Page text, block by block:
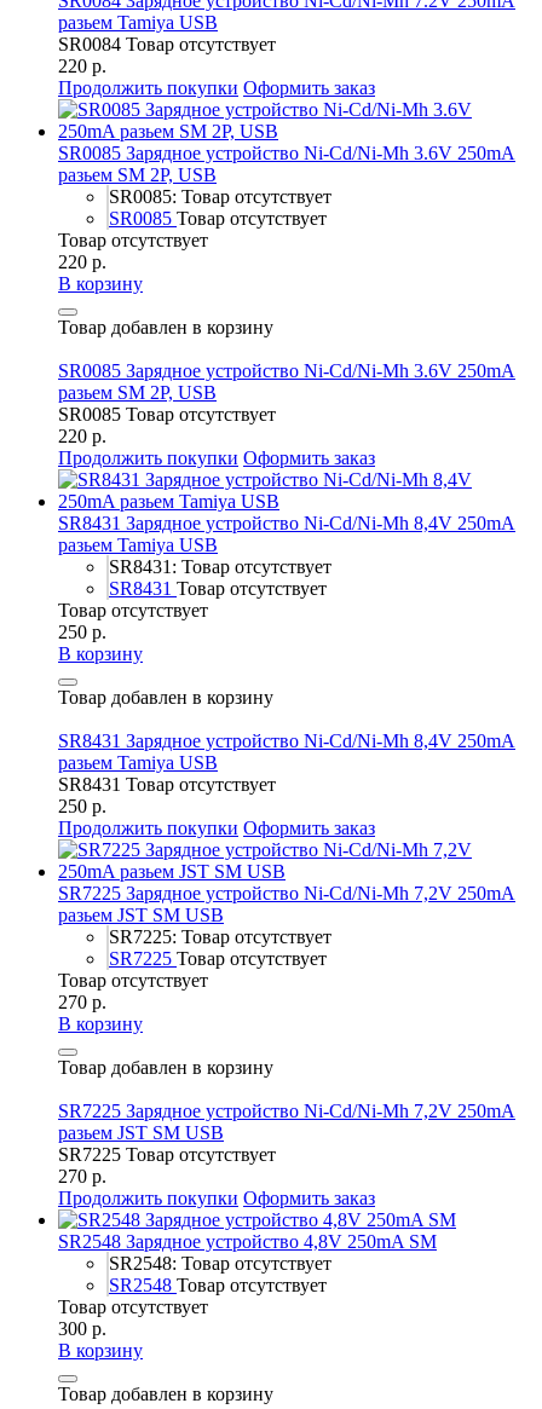
разьем Tamiya USB
SR0084 Товар отсутствует
220 р.
Продолжить покупки Оформить заказ
SR0085 Зарядное устройство Ni-Cd/Ni-Mh 3.6V 250mA
разьем SM 2P, USB
SR0085: Товар отсутствует
SR0085 Товар отсутствует
Товар отсутствует
220 р.
В корзину
Товар добавлен в корзину
SR0085 Зарядное устройство Ni-Cd/Ni-Mh 3.6V 250mA
разьем SM 2P, USB
SR0085 Товар отсутствует
220 р.
Продолжить покупки Оформить заказ
SR8431 Зарядное устройство Ni-Cd/Ni-Mh 8,4V 250mA
разьем Tamiya USB
SR8431: Товар отсутствует
SR8431 Товар отсутствует
Товар отсутствует
250 р.
В корзину
Товар добавлен в корзину
SR8431 Зарядное устройство Ni-Cd/Ni-Mh 8,4V 250mA
разьем Tamiya USB
SR8431 Товар отсутствует
250 р.
Продолжить покупки Оформить заказ
SR7225 Зарядное устройство Ni-Cd/Ni-Mh 7,2V 250mA
разьем JST SM USB
SR7225: Товар отсутствует
SR7225 Товар отсутствует
Товар отсутствует
270 р.
В корзину
Товар добавлен в корзину
SR7225 Зарядное устройство Ni-Cd/Ni-Mh 7,2V 250mA
разьем JST SM USB
SR7225 Товар отсутствует
270 р.
Продолжить покупки Оформить заказ
SR2548 Зарядное устройство 4,8V 250mA SM
SR2548: Товар отсутствует
SR2548 Товар отсутствует
Товар отсутствует
300 р.
В корзину
Товар добавлен в корзину